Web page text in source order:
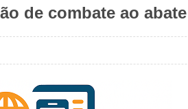
de combate ao